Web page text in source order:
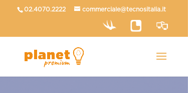
02.4070.2222 commerciale@tecnositalia.it